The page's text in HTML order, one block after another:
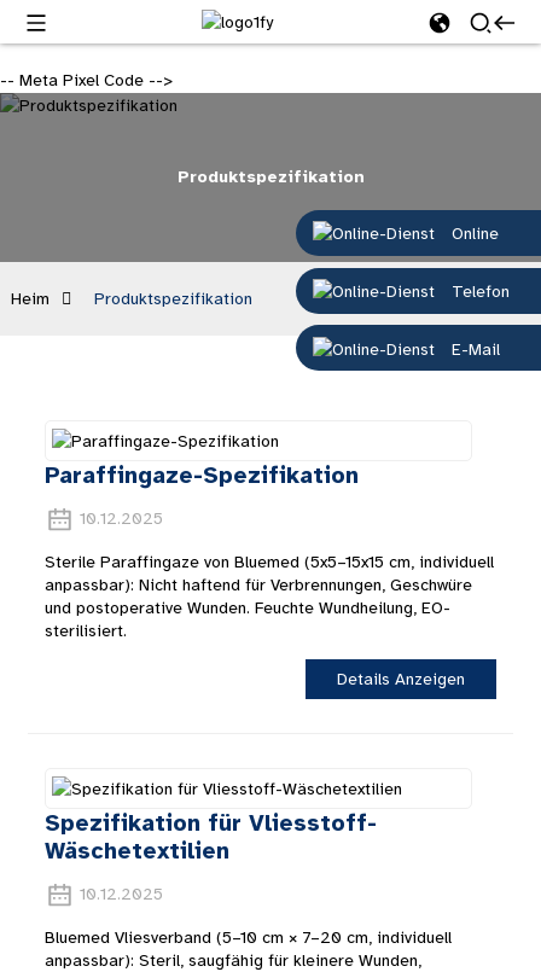
-- Meta Pixel Code -->
Online
Telefon
E-Mail
Produktspezifikation
Heim Produktspezifikation
Paraffingaze-Spezifikation
10.12.2025
Sterile Paraffingaze von Bluemed ​​(5x5–15x15 cm, individuell
anpassbar): Nicht haftend für Verbrennungen, Geschwüre
und postoperative Wunden. Feuchte Wundheilung, EO-
sterilisiert.
Details Anzeigen
Spezifikation für Vliesstoff-
Wäschetextilien
10.12.2025
Bluemed ​​Vliesverband (5–10 cm × 7–20 cm, individuell
anpassbar): Steril, saugfähig für kleinere Wunden,